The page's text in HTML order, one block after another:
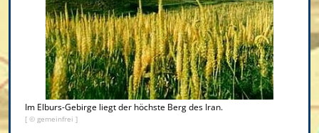
Im Elburs-Gebirge liegt der höchste Berg des Iran.
[ © gemeinfrei ]